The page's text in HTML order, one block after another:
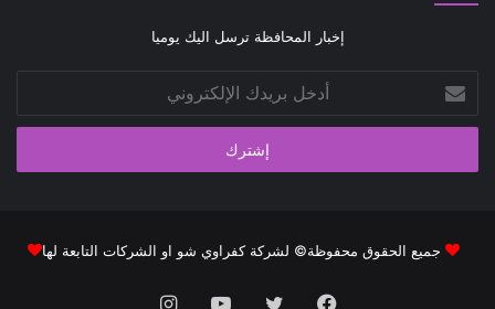
إخبار المحافظة ترسل اليك يوميا
بريدك
الإلكتروني
جميع الحقوق محفوظة© لشركة كفراوي شو او الشركات التابعة لها
فيسبوك تويتر يوتيوبانستقرام